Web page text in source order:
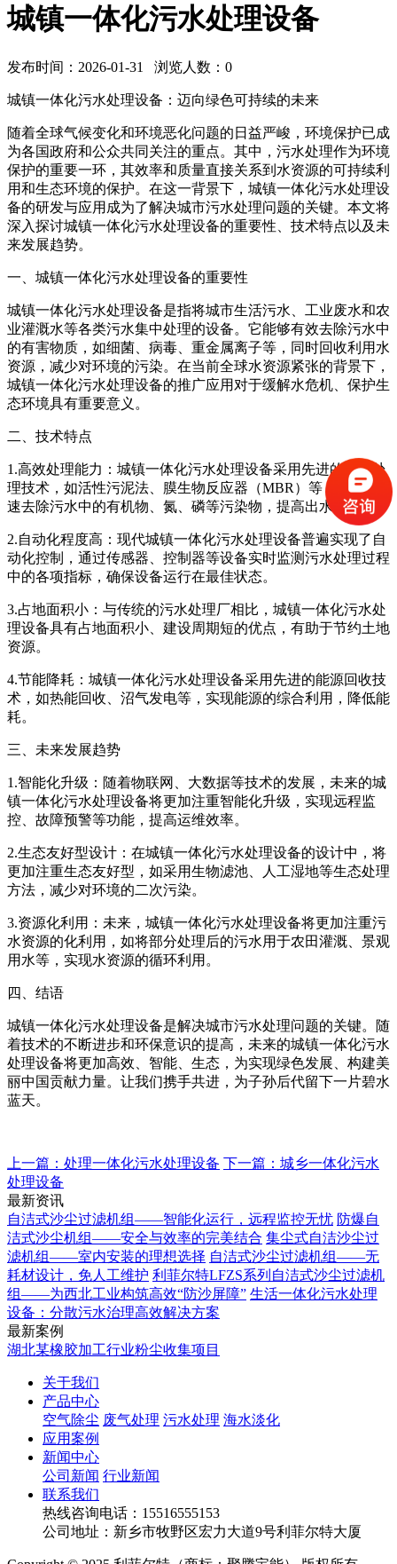
城镇一体化污水处理设备
发布时间：2026-01-31 浏览人数： 0
城镇一体化污水处理设备：迈向绿色可持续的未来
随着全球气候变化和环境恶化问题的日益严峻，环境保护已成
为各国政府和公众共同关注的重点。其中，污水处理作为环境
保护的重要一环，其效率和质量直接关系到水资源的可持续利
用和生态环境的保护。在这一背景下，城镇一体化污水处理设
备的研发与应用成为了解决城市污水处理问题的关键。本文将
深入探讨城镇一体化污水处理设备的重要性、技术特点以及未
来发展趋势。
一、城镇一体化污水处理设备的重要性
城镇一体化污水处理设备是指将城市生活污水、工业废水和农
业灌溉水等各类污水集中处理的设备。它能够有效去除污水中
的有害物质，如细菌、病毒、重金属离子等，同时回收利用水
资源，减少对环境的污染。在当前全球水资源紧张的背景下，
城镇一体化污水处理设备的推广应用对于缓解水危机、保护生
态环境具有重要意义。
二、技术特点
1.高效处理能力：城镇一体化污水处理设备采用先进的生物处
理技术，如活性污泥法、膜生物反应器（MBR）等，能够快
速去除污水中的有机物、氮、磷等污染物，提高出水水质。
2.自动化程度高：现代城镇一体化污水处理设备普遍实现了自
动化控制，通过传感器、控制器等设备实时监测污水处理过程
中的各项指标，确保设备运行在最佳状态。
3.占地面积小：与传统的污水处理厂相比，城镇一体化污水处
理设备具有占地面积小、建设周期短的优点，有助于节约土地
资源。
4.节能降耗：城镇一体化污水处理设备采用先进的能源回收技
术，如热能回收、沼气发电等，实现能源的综合利用，降低能
耗。
三、未来发展趋势
1.智能化升级：随着物联网、大数据等技术的发展，未来的城
镇一体化污水处理设备将更加注重智能化升级，实现远程监
控、故障预警等功能，提高运维效率。
2.生态友好型设计：在城镇一体化污水处理设备的设计中，将
更加注重生态友好型，如采用生物滤池、人工湿地等生态处理
方法，减少对环境的二次污染。
3.资源化利用：未来，城镇一体化污水处理设备将更加注重污
水资源的化利用，如将部分处理后的污水用于农田灌溉、景观
用水等，实现水资源的循环利用。
四、结语
城镇一体化污水处理设备是解决城市污水处理问题的关键。随
着技术的不断进步和环保意识的提高，未来的城镇一体化污水
处理设备将更加高效、智能、生态，为实现绿色发展、构建美
丽中国贡献力量。让我们携手共进，为子孙后代留下一片碧水
蓝天。
上一篇：处理一体化污水处理设备 下一篇：城乡一体化污水
处理设备
最新资讯
自洁式沙尘过滤机组——智能化运行，远程监控无忧 防爆自
洁式沙尘机组——安全与效率的完美结合 集尘式自洁沙尘过
滤机组——室内安装的理想选择 自洁式沙尘过滤机组——无
耗材设计，免人工维护 利菲尔特LFZS系列自洁式沙尘过滤机
组——为西北工业构筑高效“防沙屏障” 生活一体化污水处理
设备：分散污水治理高效解决方案
最新案例
湖北某橡胶加工行业粉尘收集项目
关于我们
产品中心
空气除尘 废气处理 污水处理 海水淡化
应用案例
新闻中心
公司新闻 行业新闻
联系我们
热线咨询电话： 15516555153
公司地址：新乡市牧野区宏力大道9号利菲尔特大厦